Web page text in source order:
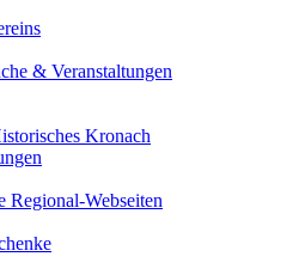
& Veranstaltungen
Kronach
Regional-Webseiten